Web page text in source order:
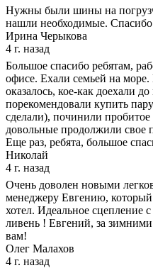
Нужны были шины на
нашли необходимые.
Ирина Черыкова
4 г. назад
Большое спасибо ребятам,
офисе. Ехали семьей на
оказалось, кое-как доехали
порекомендовали купить
сделали), починили
довольные продолжили свое
Еще раз, ребята, большое
Николай
4 г. назад
Очень доволен новыми
менеджеру Евгению,
хотел. Идеальное сцепление
ливень ! Евгений, за
вам!
Олег Малахов
4 г. назад